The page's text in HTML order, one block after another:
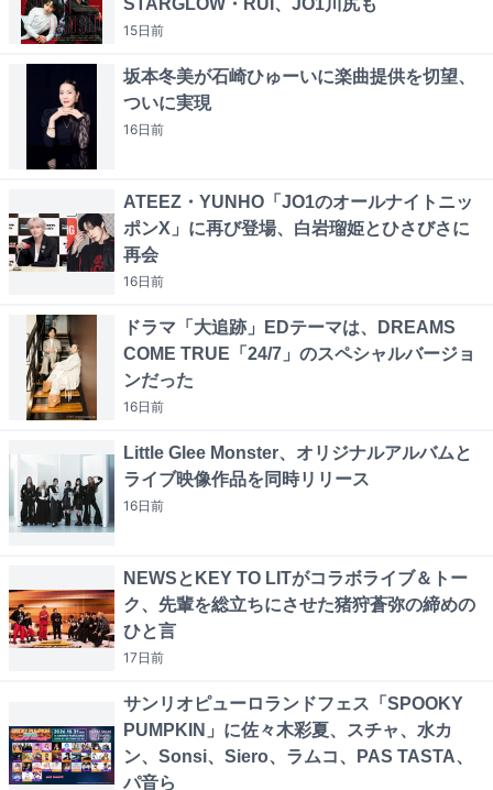
STARGLOW・RUI、JO1川尻も
15日前
坂本冬美が石崎ひゅーいに楽曲提供を切望、
ついに実現
16日前
ATEEZ・YUNHO「JO1のオールナイトニッ
ポンX」に再び登場、白岩瑠姫とひさびさに
再会
16日前
ドラマ「大追跡」EDテーマは、DREAMS
COME TRUE「24/7」のスペシャルバージョ
ンだった
16日前
Little Glee Monster、オリジナルアルバムと
ライブ映像作品を同時リリース
16日前
NEWSとKEY TO LITがコラボライブ＆トー
ク、先輩を総立ちにさせた猪狩蒼弥の締めの
ひと言
17日前
サンリオピューロランドフェス「SPOOKY
PUMPKIN」に佐々木彩夏、スチャ、水カ
ン、Sonsi、Siero、ラムコ、PAS TASTA、
パ音ら